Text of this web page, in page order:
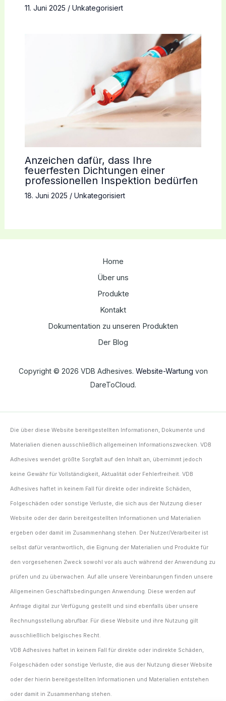
11. Juni 2025 / Unkategorisiert
Anzeichen dafür, dass Ihre
feuerfesten Dichtungen einer
professionellen Inspektion bedürfen
18. Juni 2025 / Unkategorisiert
Home
Über uns
Produkte
Kontakt
Dokumentation zu unseren Produkten
Der Blog
Copyright © 2026 VDB Adhesives. Website-Wartung von
DareToCloud.
Die über diese Website bereitgestellten Informationen, Dokumente und
Materialien dienen ausschließlich allgemeinen Informationszwecken. VDB
Adhesives wendet größte Sorgfalt auf den Inhalt an, übernimmt jedoch
keine Gewähr für Vollständigkeit, Aktualität oder Fehlerfreiheit. VDB
Adhesives haftet in keinem Fall für direkte oder indirekte Schäden,
Folgeschäden oder sonstige Verluste, die sich aus der Nutzung dieser
Website oder der darin bereitgestellten Informationen und Materialien
ergeben oder damit im Zusammenhang stehen. Der Nutzer/Verarbeiter ist
selbst dafür verantwortlich, die Eignung der Materialien und Produkte für
den vorgesehenen Zweck sowohl vor als auch während der Anwendung zu
prüfen und zu überwachen. Auf alle unsere Vereinbarungen finden unsere
Allgemeinen Geschäftsbedingungen Anwendung. Diese werden auf
Anfrage digital zur Verfügung gestellt und sind ebenfalls über unsere
Rechnungsstellung abrufbar. Für diese Website und ihre Nutzung gilt
ausschließlich belgisches Recht.
VDB Adhesives haftet in keinem Fall für direkte oder indirekte Schäden,
Folgeschäden oder sonstige Verluste, die aus der Nutzung dieser Website
oder der hierin bereitgestellten Informationen und Materialien entstehen
oder damit in Zusammenhang stehen.